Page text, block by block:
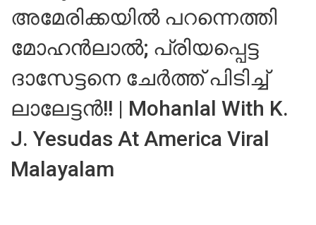
അമേരിക്കയിൽ പറന്നെത്തി
മോഹൻലാൽ; പ്രിയപ്പെട്ട
ദാസേട്ടനെ ചേർത്ത് പിടിച്ച്
ലാലേട്ടൻ!! | Mohanlal With K.
J. Yesudas At America Viral
Malayalam